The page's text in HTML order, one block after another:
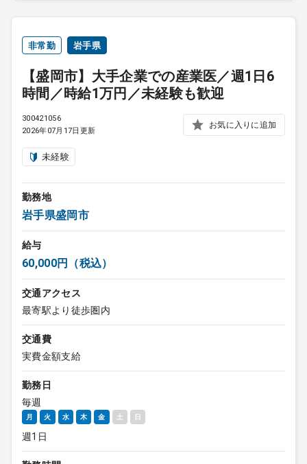
非常勤 岩手県
【盛岡市】大手企業での産業医／週1日6
時間／時給1万円／未経験も歓迎
300421056
2026年07月17日更新
お気に入りに追加
未経験
勤務地
岩手県盛岡市
給与
60,000円（税込）
交通アクセス
最寄駅より徒歩圏内
交通費
実費金額支給
勤務日
毎週
月 火 水 木 金 土 日
週1日